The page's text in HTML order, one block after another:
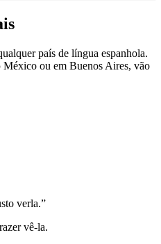
país de língua espanhola.
ou em Buenos Aires, vão
verla.”
vê-la.